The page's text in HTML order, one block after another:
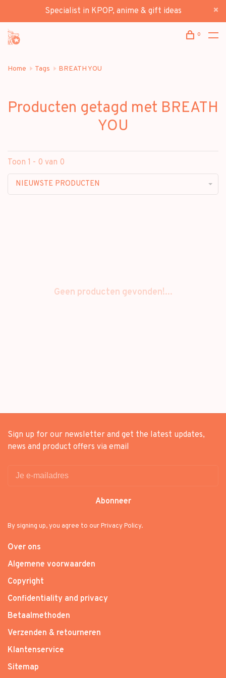
Specialist in KPOP, anime & gift ideas
0
Home Tags BREATH YOU
Producten getagd met BREATH
YOU
Toon 1 - 0 van 0
NIEUWSTE PRODUCTEN
Geen producten gevonden!...
Sign up for our newsletter and get the latest updates,
news and product offers via email
Abonneer
By signing up, you agree to our Privacy Policy.
Over ons
Algemene voorwaarden
Copyright
Confidentiality and privacy
Betaalmethoden
Verzenden & retourneren
Klantenservice
Sitemap